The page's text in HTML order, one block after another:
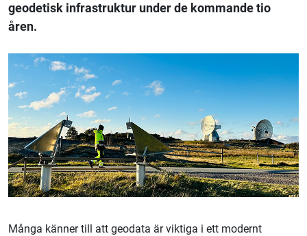
geodetisk infrastruktur under de kommande tio
åren.
Många känner till att geodata är viktiga i ett modernt